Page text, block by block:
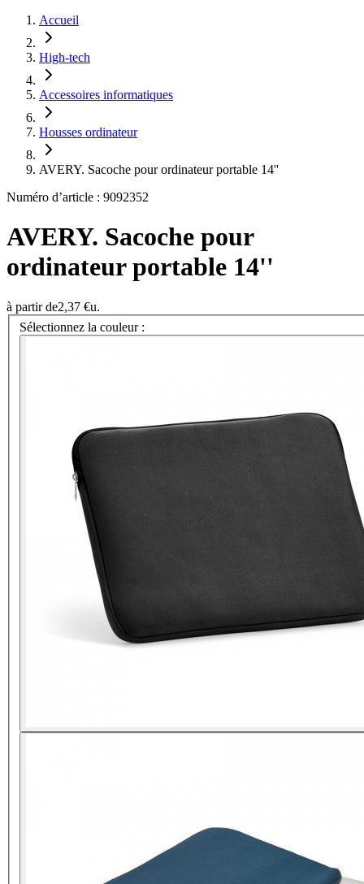
Accueil
High-tech
Accessoires informatiques
Housses ordinateur
AVERY. Sacoche pour ordinateur portable 14''
Numéro d’article : 9092352
AVERY. Sacoche pour
ordinateur portable 14''
à partir de2,37 €u.
Sélectionnez la couleur :